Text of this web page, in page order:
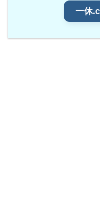
一休